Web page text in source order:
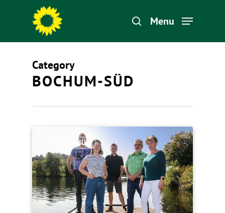
Hit enter to search or ESC to close
Menu
Category
BOCHUM-SÜD
BOCHUM-SÜD